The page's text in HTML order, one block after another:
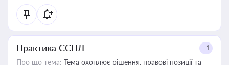
Практика ЄСПЛ +1
Про що тема: Тема охоплює рішення, правові позиції та